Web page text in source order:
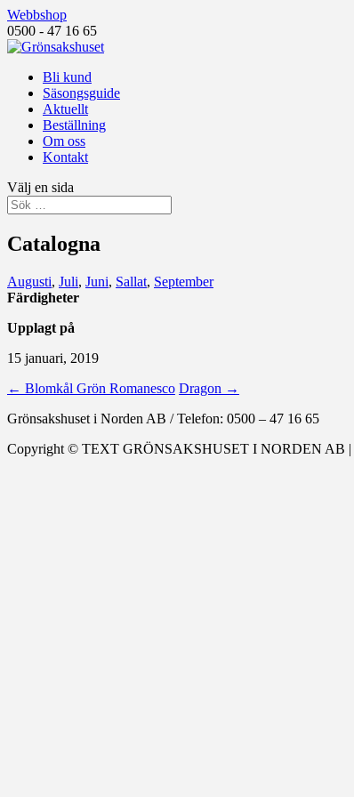
Webbshop
0500 - 47 16 65
Bli kund
Säsongsguide
Aktuellt
Beställning
Om oss
Kontakt
Välj en sida
Catalogna
Augusti, Juli, Juni, Sallat, September
Färdigheter
Upplagt på
15 januari, 2019
← Blomkål Grön Romanesco Dragon →
Grönsakshuset i Norden AB /Telefon: 0500 – 47 16 65
Copyright © TEXT GRÖNSAKSHUSET I NORDEN AB |